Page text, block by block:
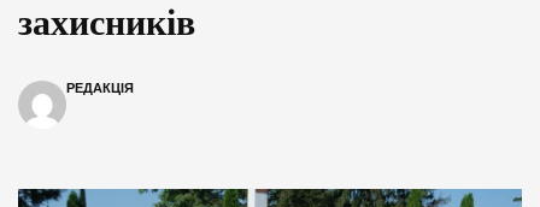
захисників
РЕДАКЦІЯ